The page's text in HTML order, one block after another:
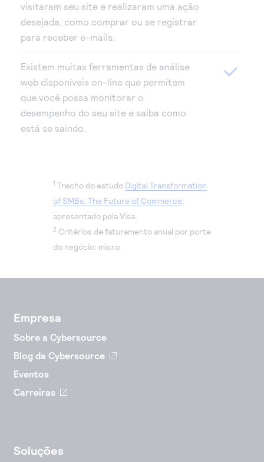
visitaram seu site e realizaram uma ação
desejada, como comprar ou se registrar
para receber e-mails.
Existem muitas ferramentas de análise
web disponíveis on-line que permitem
que você possa monitorar o
desempenho do seu site e saiba como
está se saindo.
1 Trecho do estudo Digital Transformation
of SMBs: The Future of Commerce,
apresentado pela Visa.
2 Critérios de faturamento anual por porte
do negócio: micro
Empresa
Sobre a Cybersource
Blog da Cybersource
Eventos
Carreiras
Soluções